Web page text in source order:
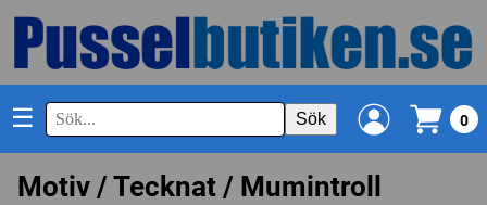
☰ Sök 0
Motiv / Tecknat / Mumintroll